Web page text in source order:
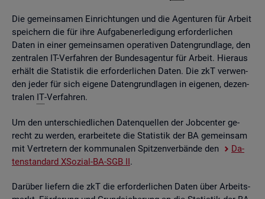
Die ge­mein­sa­men Ein­rich­tun­gen und die Agen­tu­ren für Ar­beit
spei­chern die für ihre Auf­ga­ben­er­le­di­gung er­for­der­li­chen
Daten in einer ge­mein­sa­men ope­ra­ti­ven Da­ten­grund­la­ge, den
zen­tra­len IT-Ver­fah­ren der Bun­des­agen­tur für Ar­beit. Hier­aus
er­hält die Sta­tis­tik die er­for­der­li­chen Daten. Die zkT ver­wen­
den jeder für sich ei­ge­ne Da­ten­grund­la­gen in ei­ge­nen, de­zen­
tra­len IT-Ver­fah­ren.
Um den un­ter­schied­li­chen Da­ten­quel­len der Job­cen­ter ge­
recht zu wer­den, er­ar­bei­te­te die Sta­tis­tik der BA ge­mein­sam
mit Ver­tre­tern der kom­mu­na­len Spit­zen­ver­bän­de den
Da­
ten­stan­dard XSo­zi­al-BA-SGB II.
Dar­über lie­fern die zkT die er­for­der­li­chen Daten über Ar­beits­